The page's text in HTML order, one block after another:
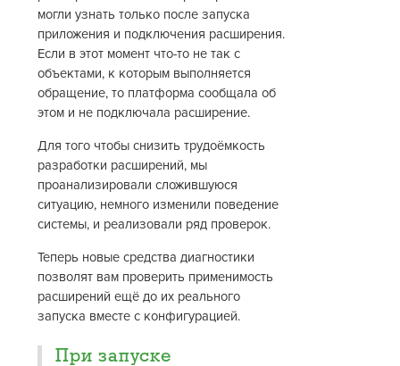
могли узнать только после запуска
приложения и подключения расширения.
Если в этот момент что-то не так с
объектами, к которым выполняется
обращение, то платформа сообщала об
этом и не подключала расширение.
Для того чтобы снизить трудоёмкость
разработки расширений, мы
проанализировали сложившуюся
ситуацию, немного изменили поведение
системы, и реализовали ряд проверок.
Теперь новые средства диагностики
позволят вам проверить применимость
расширений ещё до их реального
запуска вместе с конфигурацией.
При запуске